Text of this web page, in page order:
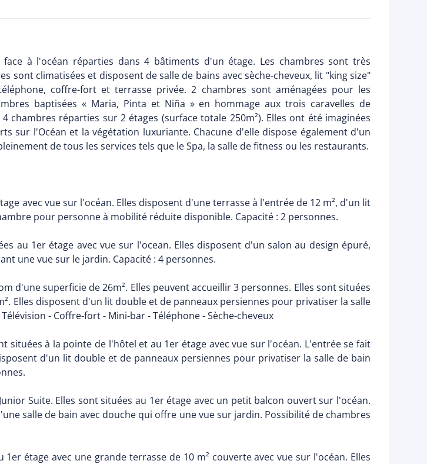
à l'océan réparties dans 4 bâtiments d'un étage. Les chambres sont très
sont climatisées et disposent de salle de bains avec sèche-cheveux, lit "king size"
coffre-fort et terrasse privée. 2 chambres sont aménagées pour les
baptisées « Maria, Pinta et Niña » en hommage aux trois caravelles de
chambres réparties sur 2 étages (surface totale 250m²). Elles ont été imaginées
sur l'Océan et la végétation luxuriante. Chacune d'elle dispose également d'un
de tous les services tels que le Spa, la salle de fitness ou les restaurants.
avec vue sur l'océan. Elles disposent d'une terrasse à l'entrée de 12 m², d'un lit
pour personne à mobilité réduite disponible. Capacité : 2 personnes.
au 1er étage avec vue sur l'ocean. Elles disposent d'un salon au design épuré,
une vue sur le jardin. Capacité : 4 personnes.
d'une superficie de 26m². Elles peuvent accueillir 3 personnes. Elles sont situées
Elles disposent d'un lit double et de panneaux persiennes pour privatiser la salle
- Coffre-fort - Mini-bar - Téléphone - Sèche-cheveux
situées à la pointe de l'hôtel et au 1er étage avec vue sur l'océan. L'entrée se fait
d'un lit double et de panneaux persiennes pour privatiser la salle de bain
Suite. Elles sont situées au 1er étage avec un petit balcon ouvert sur l'océan.
salle de bain avec douche qui offre une vue sur jardin. Possibilité de chambres
1er étage avec une grande terrasse de 10 m² couverte avec vue sur l'océan. Elles